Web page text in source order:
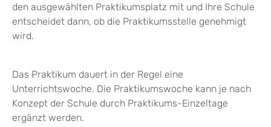
den ausgewählten Praktikumsplatz mit und Ihre Schule
entscheidet dann, ob die Praktikumsstelle genehmigt
wird.
Das Praktikum dauert in der Regel eine
Unterrichtswoche. Die Praktikumswoche kann je nach
Konzept der Schule durch Praktikums-Einzeltage
ergänzt werden.